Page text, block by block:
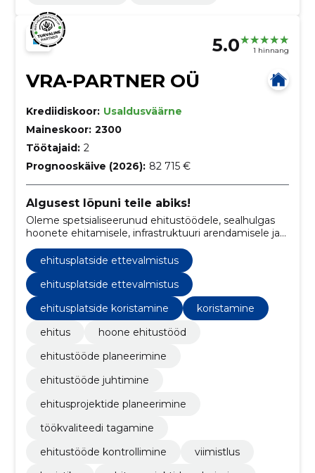
5.0 1 hinnang
VRA-PARTNER OÜ
Krediidiskoor: Usaldusväärne
Maineskoor: 2300
Töötajaid: 2
Prognooskäive (2026): 82 715 €
Algusest lõpuni teile abiks!
Oleme spetsialiseerunud ehitustöödele, sealhulgas
hoonete ehitamisele, infrastruktuuri arendamisele ja
ehitusteenused protsessi algusest lõpuni.
ehitusplatside ettevalmistus
ehitusplatside ettevalmistus
ehitusplatside koristamine
koristamine
ehitus
hoone ehitustööd
ehitustööde planeerimine
ehitustööde juhtimine
ehitusprojektide planeerimine
töökvaliteedi tagamine
ehitustööde kontrollimine
viimistlus